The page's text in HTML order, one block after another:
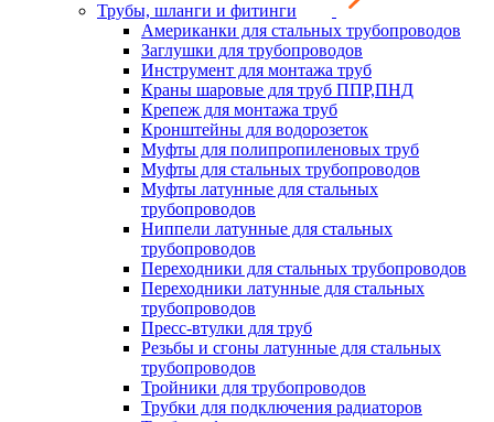
Трубы, шланги и фитинги
Американки для стальных трубопроводов
Заглушки для трубопроводов
Инструмент для монтажа труб
Краны шаровые для труб ППР,ПНД
Крепеж для монтажа труб
Кронштейны для водорозеток
Муфты для полипропиленовых труб
Муфты для стальных трубопроводов
Муфты латунные для стальных
трубопроводов
Ниппели латунные для стальных
трубопроводов
Переходники для стальных трубопроводов
Переходники латунные для стальных
трубопроводов
Пресс-втулки для труб
Резьбы и сгоны латунные для стальных
трубопроводов
Тройники для трубопроводов
Трубки для подключения радиаторов